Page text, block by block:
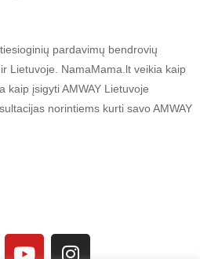
pardavimų bendrovių
Lietuvoje. NamaMama.lt veikia kaip
kaip įsigyti AMWAY Lietuvoje
norintiems kurti savo AMWAY